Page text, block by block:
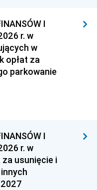
I
r. w
w
opłat za
parkowanie
I
r. w
usunięcie i